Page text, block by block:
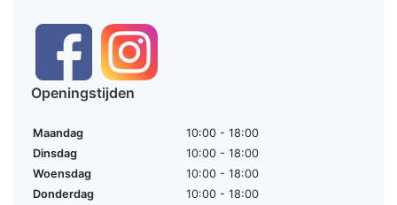
Openingstijden
Maandag
10:00 - 18:00
Dinsdag
10:00 - 18:00
Woensdag
10:00 - 18:00
Donderdag
10:00 - 18:00